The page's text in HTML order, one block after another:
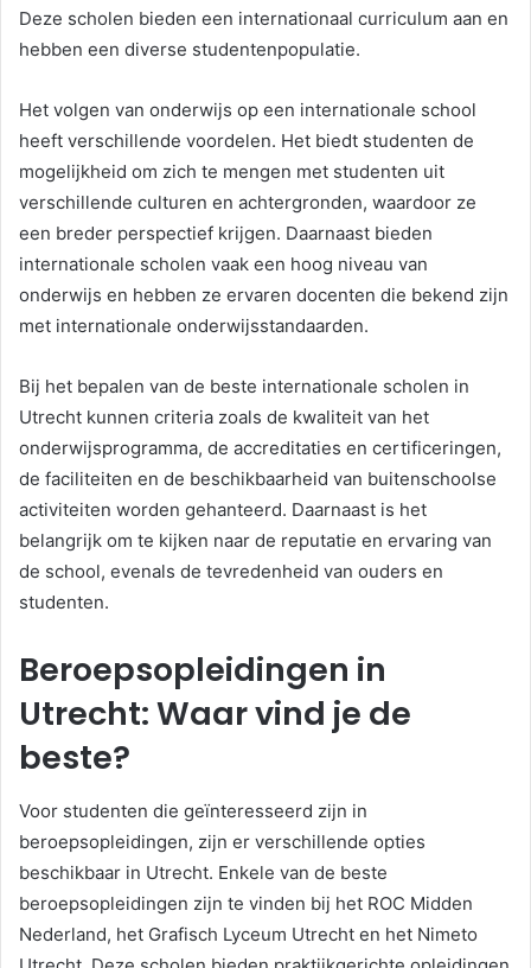
Deze scholen bieden een internationaal curriculum aan en
hebben een diverse studentenpopulatie.
Het volgen van onderwijs op een internationale school
heeft verschillende voordelen. Het biedt studenten de
mogelijkheid om zich te mengen met studenten uit
verschillende culturen en achtergronden, waardoor ze
een breder perspectief krijgen. Daarnaast bieden
internationale scholen vaak een hoog niveau van
onderwijs en hebben ze ervaren docenten die bekend zijn
met internationale onderwijsstandaarden.
Bij het bepalen van de beste internationale scholen in
Utrecht kunnen criteria zoals de kwaliteit van het
onderwijsprogramma, de accreditaties en certificeringen,
de faciliteiten en de beschikbaarheid van buitenschoolse
activiteiten worden gehanteerd. Daarnaast is het
belangrijk om te kijken naar de reputatie en ervaring van
de school, evenals de tevredenheid van ouders en
studenten.
Beroepsopleidingen in
Utrecht: Waar vind je de
beste?
Voor studenten die geïnteresseerd zijn in
beroepsopleidingen, zijn er verschillende opties
beschikbaar in Utrecht. Enkele van de beste
beroepsopleidingen zijn te vinden bij het ROC Midden
Nederland, het Grafisch Lyceum Utrecht en het Nimeto